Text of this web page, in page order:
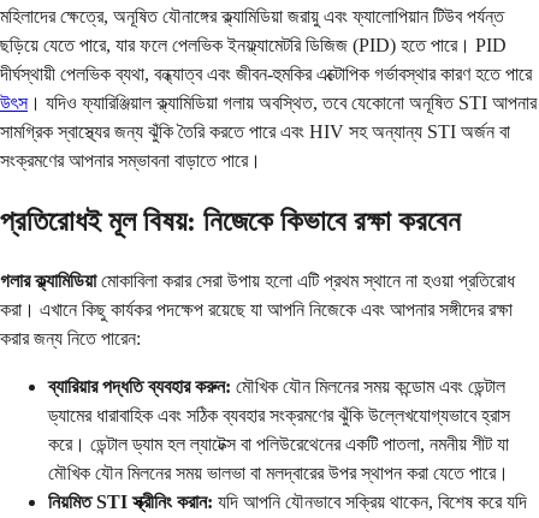
মহিলাদের ক্ষেত্রে, অনূষিত যৌনাঙ্গের ক্ল্যামিডিয়া জরায়ু এবং ফ্যালোপিয়ান টিউব পর্যন্ত
ছড়িয়ে যেতে পারে, যার ফলে পেলভিক ইনফ্ল্যামেটরি ডিজিজ (PID) হতে পারে। PID
দীর্ঘস্থায়ী পেলভিক ব্যথা, বন্ধ্যাত্ব এবং জীবন-হুমকির এক্টোপিক গর্ভাবস্থার কারণ হতে পারে
উৎস। যদিও ফ্যারিঞ্জিয়াল ক্ল্যামিডিয়া গলায় অবস্থিত, তবে যেকোনো অনূষিত STI আপনার
সামগ্রিক স্বাস্থ্যের জন্য ঝুঁকি তৈরি করতে পারে এবং HIV সহ অন্যান্য STI অর্জন বা
সংক্রমণের আপনার সম্ভাবনা বাড়াতে পারে।
প্রতিরোধই মূল বিষয়: নিজেকে কিভাবে রক্ষা করবেন
গলার ক্ল্যামিডিয়ামোকাবিলা করার সেরা উপায় হলো এটি প্রথম স্থানে না হওয়া প্রতিরোধ
করা। এখানে কিছু কার্যকর পদক্ষেপ রয়েছে যা আপনি নিজেকে এবং আপনার সঙ্গীদের রক্ষা
করার জন্য নিতে পারেন:
ব্যারিয়ার পদ্ধতি ব্যবহার করুন: মৌখিক যৌন মিলনের সময় কন্ডোম এবং ডেন্টাল
ড্যামের ধারাবাহিক এবং সঠিক ব্যবহার সংক্রমণের ঝুঁকি উল্লেখযোগ্যভাবে হ্রাস
করে। ডেন্টাল ড্যাম হল ল্যাটেক্স বা পলিউরেথেনের একটি পাতলা, নমনীয় শীট যা
মৌখিক যৌন মিলনের সময় ভালভা বা মলদ্বারের উপর স্থাপন করা যেতে পারে।
নিয়মিত STI স্ক্রীনিং করান: যদি আপনি যৌনভাবে সক্রিয় থাকেন, বিশেষ করে যদি